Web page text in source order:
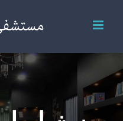
content